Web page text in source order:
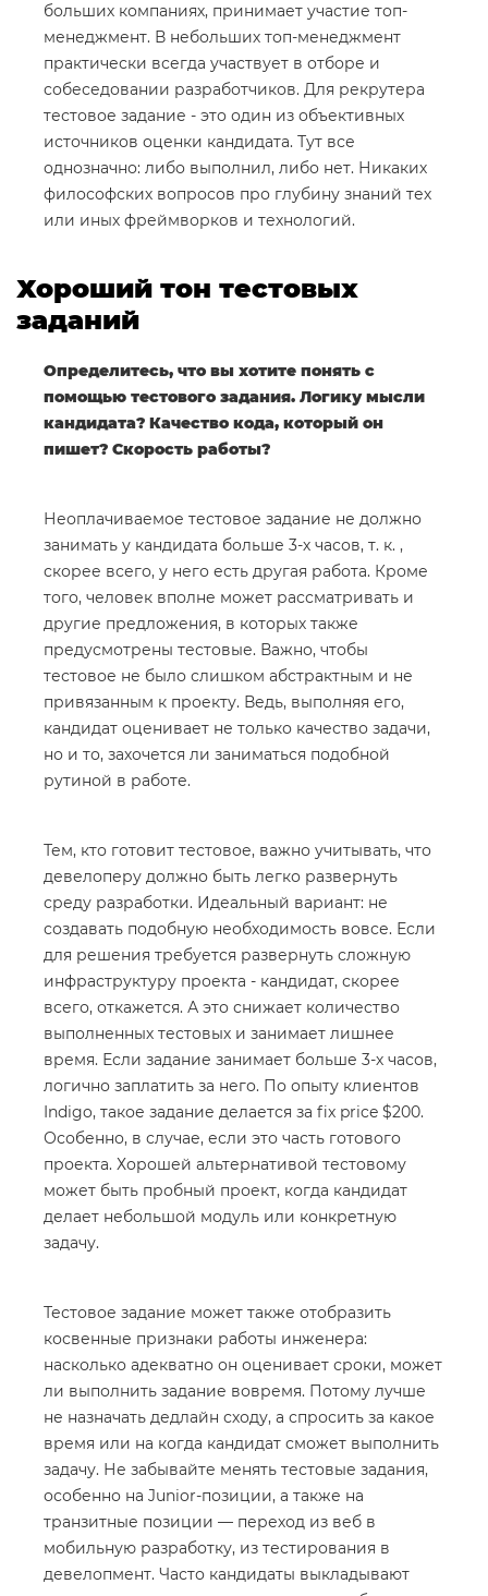
больших компаниях, принимает участие топ-
менеджмент. В небольших топ-менеджмент
практически всегда участвует в отборе и
собеседовании разработчиков. Для рекрутера
тестовое задание - это один из объективных
источников оценки кандидата. Тут все
однозначно: либо выполнил, либо нет. Никаких
философских вопросов про глубину знаний тех
или иных фреймворков и технологий.
Хороший тон тестовых
заданий
Определитесь, что вы хотите понять с
помощью тестового задания. Логику мысли
кандидата? Качество кода, который он
пишет? Скорость работы?
Неоплачиваемое тестовое задание не должно
занимать у кандидата больше 3-х часов, т. к. ,
скорее всего, у него есть другая работа. Кроме
того, человек вполне может рассматривать и
другие предложения, в которых также
предусмотрены тестовые. Важно, чтобы
тестовое не было слишком абстрактным и не
привязанным к проекту. Ведь, выполняя его,
кандидат оценивает не только качество задачи,
но и то, захочется ли заниматься подобной
рутиной в работе.
Тем, кто готовит тестовое, важно учитывать, что
девелоперу должно быть легко развернуть
среду разработки. Идеальный вариант: не
создавать подобную необходимость вовсе. Если
для решения требуется развернуть сложную
инфраструктуру проекта - кандидат, скорее
всего, откажется. А это снижает количество
выполненных тестовых и занимает лишнее
время. Если задание занимает больше 3-х часов,
логично заплатить за него. По опыту клиентов
Indigo, такое задание делается за fix price $200.
Особенно, в случае, если это часть готового
проекта. Хорошей альтернативой тестовому
может быть пробный проект, когда кандидат
делает небольшой модуль или конкретную
задачу.
Тестовое задание может также отобразить
косвенные признаки работы инженера:
насколько адекватно он оценивает сроки, может
ли выполнить задание вовремя. Потому лучше
не назначать дедлайн сходу, а спросить за какое
время или на когда кандидат сможет выполнить
задачу. Не забывайте менять тестовые задания,
особенно на Junior-позиции, а также на
транзитные позиции — переход из веб в
мобильную разработку, из тестирования в
девелопмент. Часто кандидаты выкладывают